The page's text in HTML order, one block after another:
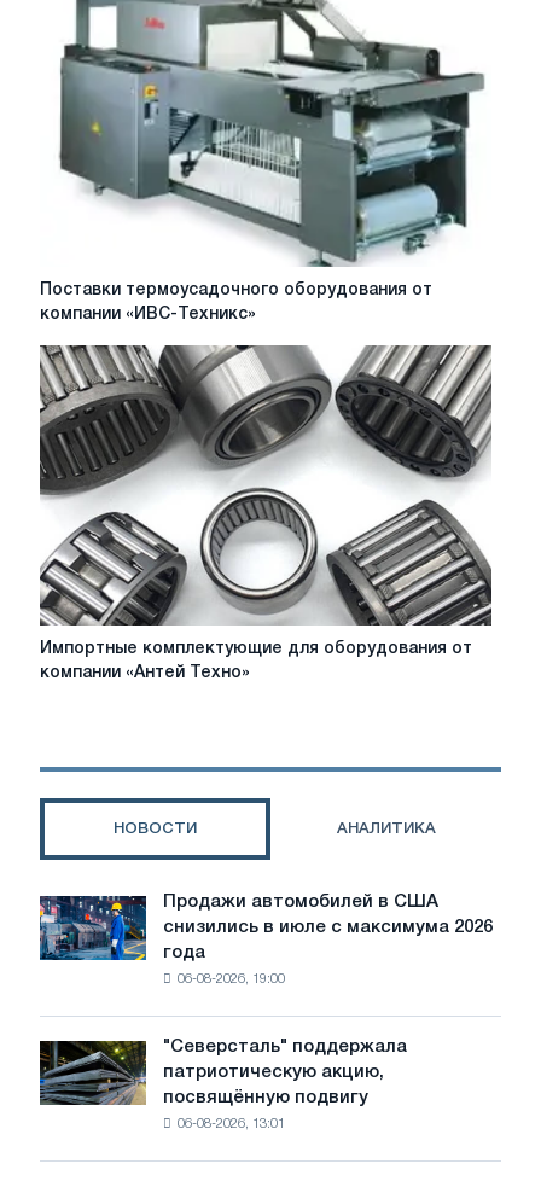
купуючи
старий?
Поставки
термоусадочного
от
компании
«ИВС-
Техникс»
Поставки термоусадочного оборудования от
компании «ИВС-Техникс»
Импортные
комплектующие
компании
Импортные комплектующие для оборудования от
компании «Антей Техно»
НОВОСТИ АНАЛИТИКА
Продажи
автомобилей
в
июле
с
максимума
года
Продажи автомобилей в США
снизились в июле с максимума 2026
года
06-08-2026, 19:00
"Северсталь"
поддержала
патриотическую
"Северсталь" поддержала
патриотическую акцию,
посвящённую подвигу
06-08-2026, 13:01